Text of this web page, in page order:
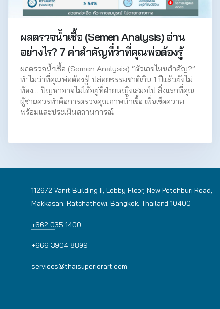
ผลตรวจน้ำเชื้อ (Semen Analysis) อ่าน
อย่างไร? 7 ค่าสำคัญที่ว่าที่คุณพ่อต้องรู้
ผลตรวจน้ำเชื้อ (Semen Analysis) “ตัวเลขไหนสำคัญ?”
ทำไมว่าที่คุณพ่อต้องรู้! ปล่อยธรรมชาติเกิน 1 ปีแล้วยังไม่
ท้อง… ปัญหาอาจไม่ได้อยู่ที่ฝ่ายหญิงเสมอไป สิ่งแรกที่คุณ
ผู้ชายควรทำคือการตรวจคุณภาพน้ำเชื้อ เพื่อเช็คความ
พร้อมและประเมินสถานการณ์
1126/2 Vanit Building II, Lobby Floor, New Petchburi Road,
Makkasan, Ratchathewi, Bangkok, Thailand 10400
+662 035 1400
+666 3904 8899
services@thaisuperiorart.com